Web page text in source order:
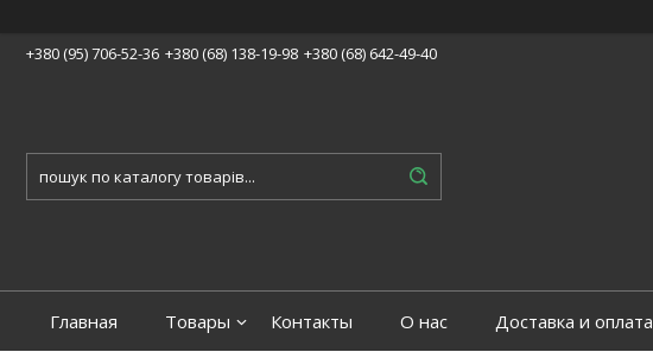
+380 (95) 706-52-36 +380 (68) 138-19-98 +380 (68) 642-49-40
Главная Товары Контакты О нас Доставка и оплата